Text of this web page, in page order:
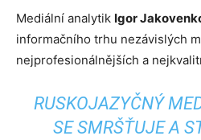
Mediální analytik Igor
informačního trhu nezávislých
nejprofesionálnějších a
RUSKOJAZYČNÝ
SE SMRŠŤUJE A